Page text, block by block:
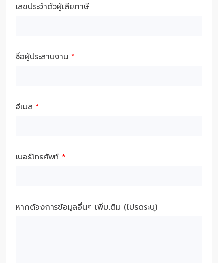
เลขประจำตัวผู้เสียภาษี
ชื่อผู้ประสานงาน *
อีเมล *
เบอร์โทรศัพท์ *
หากต้องการข้อมูลอื่นๆ เพิ่มเติม (โปรดระบุ)